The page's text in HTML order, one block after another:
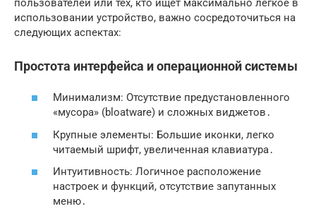
использовании устройство, важно сосредоточиться на
следующих аспектах:
Простота интерфейса и операционной системы
Минимализм: Отсутствие предустановленного
«мусора» (bloatware) и сложных виджетов․
Крупные элементы: Большие иконки, легко
читаемый шрифт, увеличенная клавиатура․
Интуитивность: Логичное расположение
настроек и функций, отсутствие запутанных
меню․